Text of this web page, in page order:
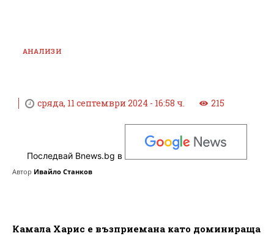
АНАЛИЗИ
сряда, 11 септември 2024 - 16:58 ч. 215
Последвай Bnews.bg в
Автор Ивайло Станков
Камала Харис е възприемана като доминираща